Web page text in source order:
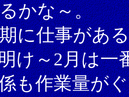
かな～。
に仕事があ
け～2月は一
も作業量が